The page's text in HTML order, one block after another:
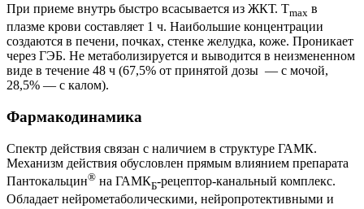
При приеме внутрь быстро всасывается из ЖКТ. Tmax в
плазме крови составляет 1 ч. Наибольшие концентрации
создаются в печени, почках, стенке желудка, коже. Проникает
через ГЭБ. Не метаболизируется и выводится в неизмененном
виде в течение 48 ч (67,5% от принятой дозы — с мочой,
28,5% — с калом).
Фармакодинамика
Спектр действия связан с наличием в структуре ГАМК.
Механизм действия обусловлен прямым влиянием препарата
Пантокальцин® на ГАМКБ-рецептор-канальный комплекс.
Обладает нейрометаболическими, нейропротективными и